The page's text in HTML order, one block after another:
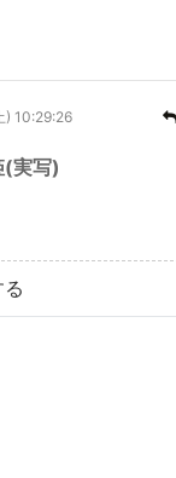
) 10:29:26
(実写)